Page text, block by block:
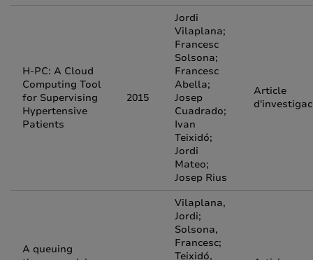
H-PC: A Cloud
Computing Tool
for Supervising
Hypertensive
Patients
2015
Jordi
Vilaplana;
Francesc
Solsona;
Francesc
Abella;
Josep
Cuadrado;
Ivan
Teixidó;
Jordi
Mateo;
Josep Rius
Article
A queuing
Vilaplana,
Jordi;
Solsona,
Francesc;
Teixidó,